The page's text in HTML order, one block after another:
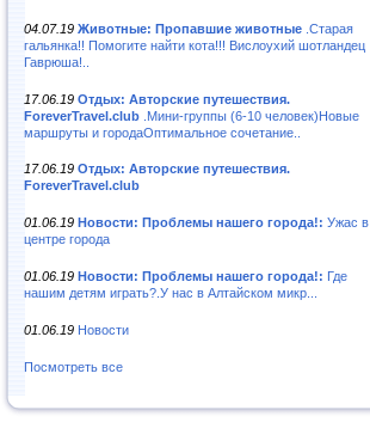
04.07.19 Животные: Пропавшие животные .Старая
гальянка!! Помогите найти кота!!! Вислоухий шотландец
Гаврюша!..
17.06.19 Отдых: Авторские путешествия.
ForeverTravel.club .Мини-группы (6-10 человек)Новые
маршруты и городаОптимальное сочетание..
17.06.19 Отдых: Авторские путешествия.
ForeverTravel.club
01.06.19 Новости: Проблемы нашего города!: Ужас в
центре города
01.06.19 Новости: Проблемы нашего города!: Где
нашим детям играть?.У нас в Алтайском микр...
01.06.19 Новости
Посмотреть все